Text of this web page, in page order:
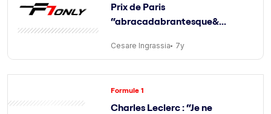
Prix de Paris
“abracadabrantesque&...
Cesare Ingrassia 7y
Formule 1
Charles Leclerc : “Je ne